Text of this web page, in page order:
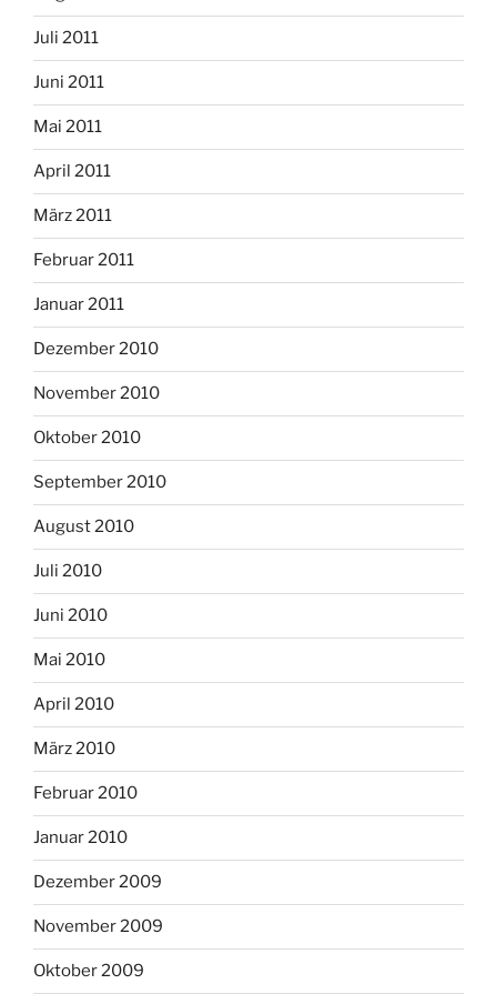
Juli 2011
Juni 2011
Mai 2011
April 2011
März 2011
Februar 2011
Januar 2011
Dezember 2010
November 2010
Oktober 2010
September 2010
August 2010
Juli 2010
Juni 2010
Mai 2010
April 2010
März 2010
Februar 2010
Januar 2010
Dezember 2009
November 2009
Oktober 2009